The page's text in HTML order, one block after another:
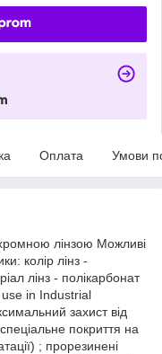
Оплата Умови
лінзою Можливі
колір лінз -
лінз - полікарбонат
in Industrial
захист від
покриття на
; прорезинені